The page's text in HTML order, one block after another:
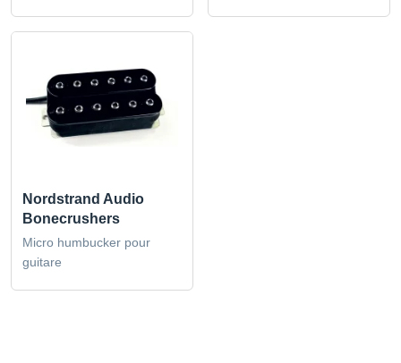
Nordstrand Audio
Bonecrushers
Micro humbucker pour
guitare